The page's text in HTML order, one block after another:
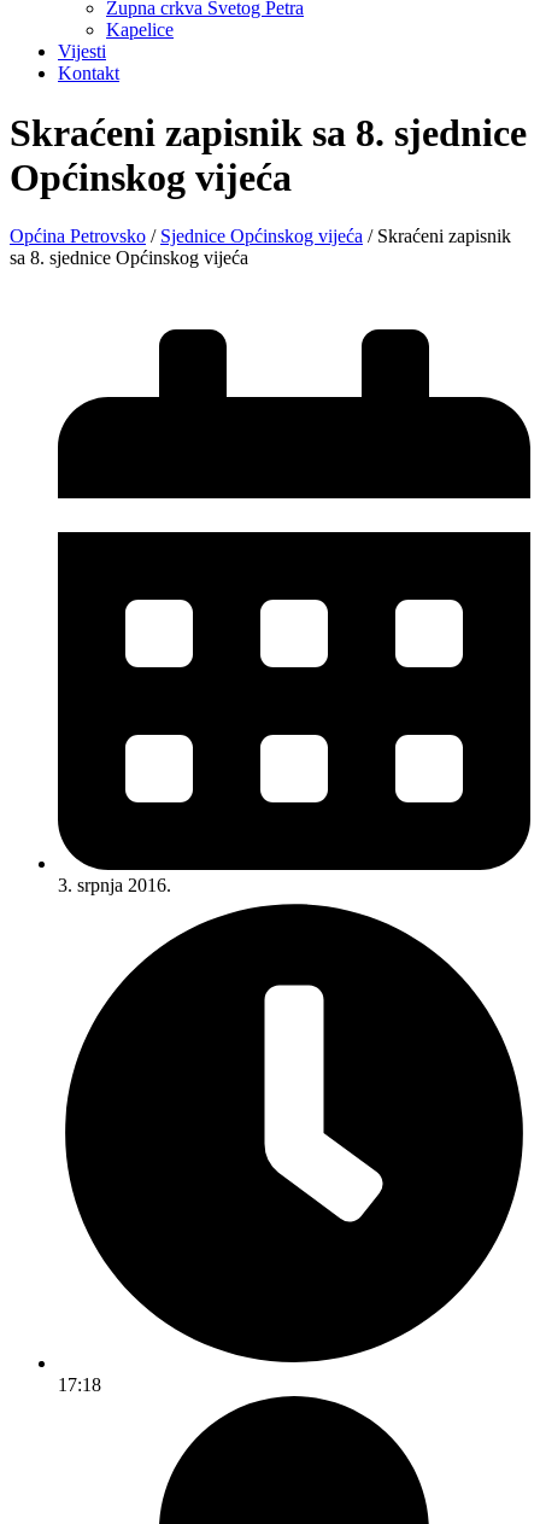
Župna crkva Svetog Petra
Kapelice
Vijesti
Kontakt
Skraćeni zapisnik sa 8. sjednice
Općinskog vijeća
Općina Petrovsko / Sjednice Općinskog vijeća / Skraćeni zapisnik
sa 8. sjednice Općinskog vijeća
3. srpnja 2016.
17:18